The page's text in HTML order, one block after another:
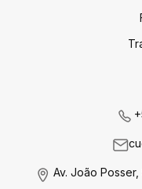
Av. João Posser,